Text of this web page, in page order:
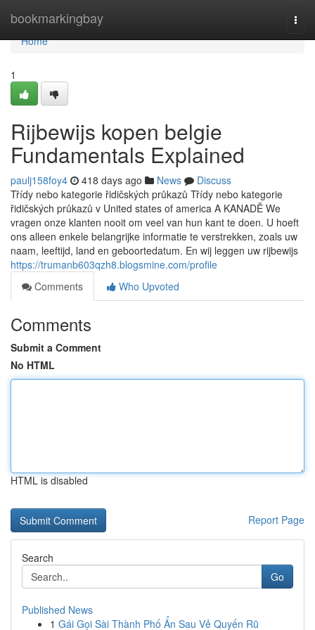
bookmarkingbay
Home
Home
1
Rijbewijs kopen belgie
Fundamentals Explained
paulj158foy4 418 days ago News
Discuss
Třídy nebo kategorie řidičských průkazů Třídy nebo kategorie
řidičských průkazů v United states of america A KANADĚ We
vragen onze klanten nooit om veel van hun kant te doen. U hoeft
ons alleen enkele belangrijke informatie te verstrekken, zoals uw
naam, leeftijd, land en geboortedatum. En wij leggen uw rijbewijs
https://trumanb603qzh8.blogsmine.com/profile
Comments
Who Upvoted
Comments
Submit a Comment
No HTML
HTML is disabled
Report Page
Search
Go
Published News
1 Gái Gọi Sài Thành Phố Ẩn Sau Vẻ Quyến Rũ